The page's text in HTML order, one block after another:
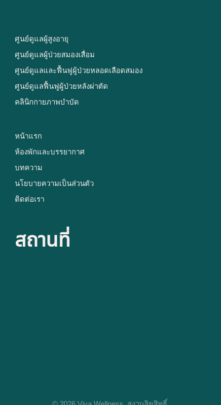
ศูนย์ดูแลผู้สูงอายุ
ศูนย์ดูแลผู้ป่วยสมองเสื่อม
ศูนย์ดูแลและฟื้นฟูผู้ป่วยหลอดเลือดสมอง
ศูนย์ดูแลฟื้นฟูผู้ป่วยหลังผ่าตัด
คลินิกกายภาพบำบัด
หน้าแรก
ห้องพักและบรรยากาศ
บทความ
นโยบายความเป็นส่วนตัว
ติดต่อเรา
สถานที่